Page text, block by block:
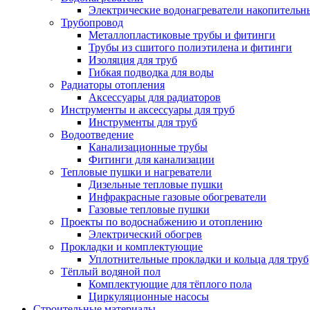
Электрические водонагреватели
Трубопровод
Металлопластиковые трубы и фитинги
Трубы из сшитого полиэтилена и фитинги
Изоляция для труб
Гибкая подводка для воды
Радиаторы отопления
Аксессуары для радиаторов
Инструменты и аксессуары для труб
Инструменты для труб
Водоотведение
Канализационные трубы
Фитинги для канализации
Тепловые пушки и нагреватели
Дизельные тепловые пушки
Инфракрасные газовые обогреватели
Газовые тепловые пушки
Проекты по водоснабжению и отоплению
Электрический обогрев
Прокладки и комплектующие
Уплотнительные прокладки и кольца для труб
Тёплый водяной пол
Комплектующие для тёплого пола
Циркуляционные насосы